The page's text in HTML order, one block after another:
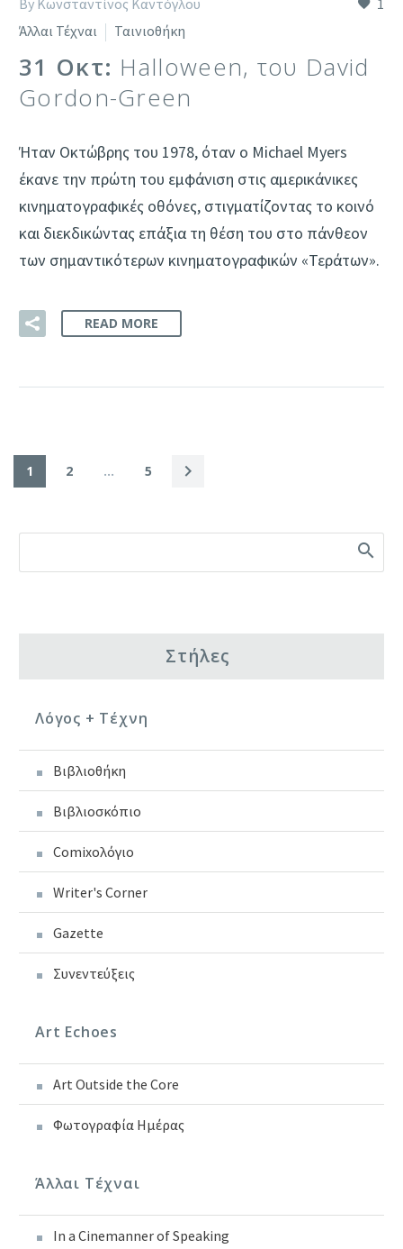
Άλλαι Τέχναι
Ταινιοθήκη
31 Οκτ: Halloween, του David
Gordon-Green
Ήταν Οκτώβρης του 1978, όταν ο Michael Myers
έκανε την πρώτη του εμφάνιση στις αμερικάνικες
κινηματογραφικές οθόνες, στιγματίζοντας το κοινό
και διεκδικώντας επάξια τη θέση του στο πάνθεον
των σημαντικότερων κινηματογραφικών «Τεράτων».
READ MORE
1 2 … 5
Στήλες
Λόγος + Τέχνη
Βιβλιοθήκη
Βιβλιοσκόπιο
Comixoλόγιο
Writer's Corner
Gazette
Συνεντεύξεις
Art Echoes
Art Outside the Core
Φωτογραφία Ημέρας
Άλλαι Τέχναι
In a Cinemanner of Speaking